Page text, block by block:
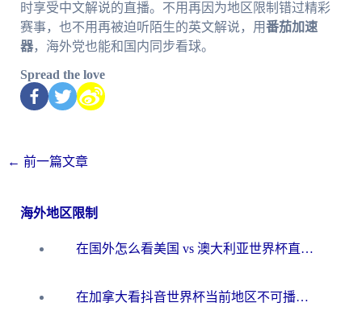
时享受中文解说的直播。不用再因为地区限制错过精彩
赛事，也不用再被迫听陌生的英文解说，用番茄加速
器，海外党也能和国内同步看球。
Spread the love
← 前一篇文章
海外地区限制
在国外怎么看美国 vs 澳大利亚世界杯直播？海外党必藏的中文解说观赛指南
在加拿大看抖音世界杯当前地区不可播放？海外党体育观赛终极指南